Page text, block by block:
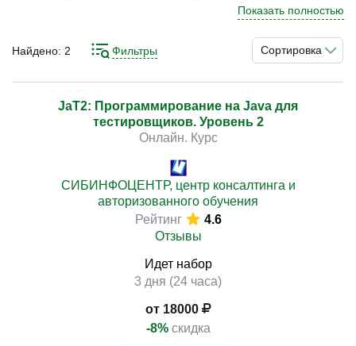
программы по данному направлению востребованы у
квалификацию или начать путь в IT. Понимание
структуры IT-рынка, направлений и требований
позволяет формировать стабильную стратегию
развития и достигать устойчивых результатов.
Изучение принципов программирования, анализа
данных, тестирования, разработки и работы с
цифровыми системами позволяет выстроить
последовательную систему обучения. Практическая
направленность подготовки способствует применению
навыков в реальных проектах.
Показать полностью
Сортировка
Найдено: 2 Фильтры
JaT2: Программирование на Java для
тестировщиков. Уровень 2
Онлайн. Курс
СИБИНФОЦЕНТР, центр консалтинга и
авторизованного обучения
Рейтинг
4.6
Отзывы
Идет набор
3 дня (24 часа)
от 18000
-8% скидка